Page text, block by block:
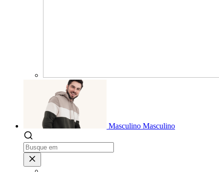
Masculino Masculino